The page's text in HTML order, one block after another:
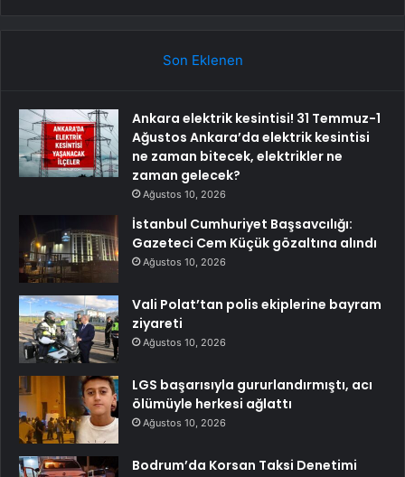
Son Eklenen
Ankara elektrik kesintisi! 31 Temmuz-1
Ağustos Ankara’da elektrik kesintisi
ne zaman bitecek, elektrikler ne
zaman gelecek?
Ağustos 10, 2026
İstanbul Cumhuriyet Başsavcılığı:
Gazeteci Cem Küçük gözaltına alındı
Ağustos 10, 2026
Vali Polat’tan polis ekiplerine bayram
ziyareti
Ağustos 10, 2026
LGS başarısıyla gururlandırmıştı, acı
ölümüyle herkesi ağlattı
Ağustos 10, 2026
Bodrum’da Korsan Taksi Denetimi